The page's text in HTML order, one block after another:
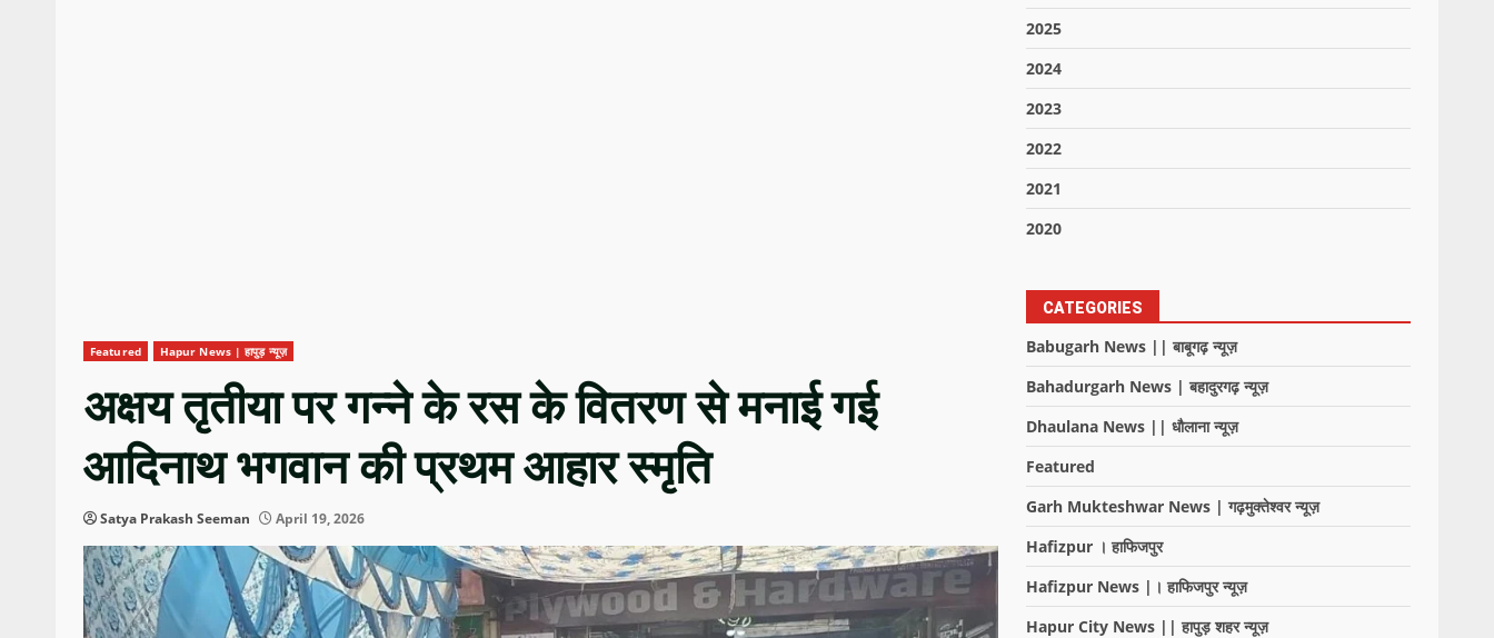
Featured Hapur News | हापुड़ न्यूज़
अक्षय तृतीया पर गन्ने के रस के वितरण से मनाई गई
आदिनाथ भगवान की प्रथम आहार स्मृति
Satya Prakash Seeman April 19, 2026
2025
2024
2023
2022
2021
2020
CATEGORIES
Babugarh News || बाबूगढ़ न्यूज़
Bahadurgarh News | बहादुरगढ़ न्यूज़
Dhaulana News || धौलाना न्यूज़
Featured
Garh Mukteshwar News | गढ़मुक्तेश्वर न्यूज़
Hafizpur । हाफिजपुर
Hafizpur News |। हाफिजपुर न्यूज़
Hapur City News || हापुड़ शहर न्यूज़